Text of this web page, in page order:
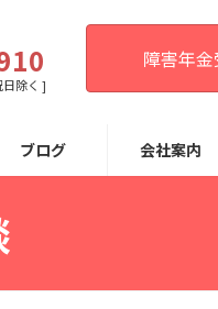
除く ]
障害年
ブログ 会社案内